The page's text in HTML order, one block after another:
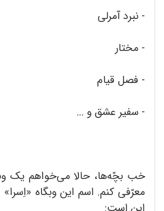
- نبرد آمرلی
- مختار
- فصل قیام
- سفیر عشق و ...
خب بچّه‌ها، حالا می‌خواهم یک
معرّفی کنم. اسم این وبگاه